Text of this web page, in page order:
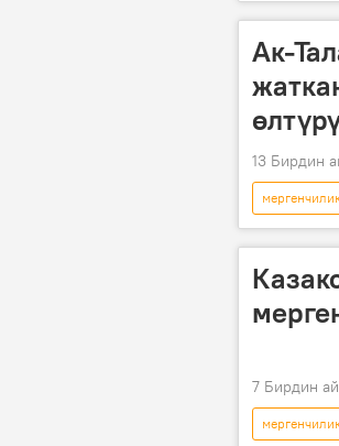
Ак-
13 Бирдин
карышкыр
7 Бирдин